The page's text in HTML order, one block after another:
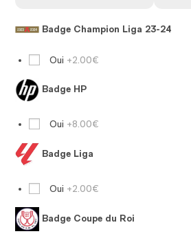
Badge Champion Liga 23-24
Oui +2.00€
Badge HP
Oui +8.00€
Badge Liga
Oui +2.00€
Badge Coupe du Roi